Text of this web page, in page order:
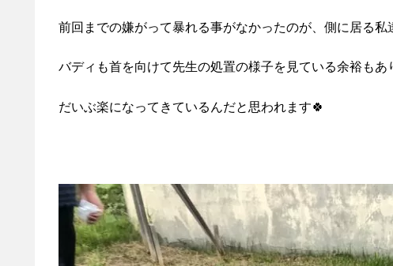
前回までの嫌がって暴れる事がなかったのが、側に居る私
バディも首を向けて先生の処置の様子を見ている余裕もあ
だいぶ楽になってきているんだと思われます🍀